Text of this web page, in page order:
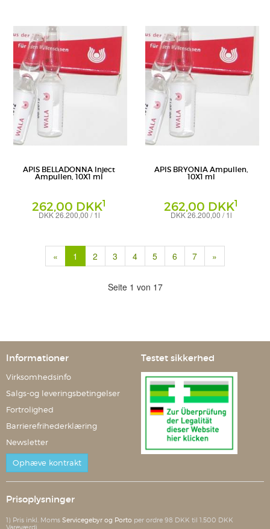
APIS BELLADONNA Inject
Ampullen, 10X1 ml
262,00 DKK1
DKK 26.200,00 / 1l
APIS BRYONIA Ampullen,
10X1 ml
262,00 DKK1
DKK 26.200,00 / 1l
« 1 (current)
2 3 4 5 6 7 »
Seite 1 von 17
Informationer
Virksomhedsinfo
Salgs-og leveringsbetingelser
Fortrolighed
Barrierefrihederklæring
Newsletter
Ophæve kontrakt
Testet sikkerhed
Prisoplysninger
1) Pris inkl. Moms Servicegebyr og Porto per ordre 98 DKK til 1.500 DKK
Vareværdi.